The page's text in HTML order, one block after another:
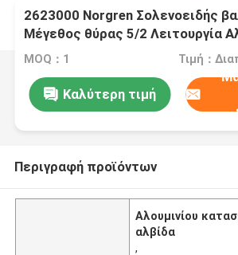
2623000 Norgren Σολενοειδής
Μέγεθος θύρας 5/2 Λειτουργία
Κατασκευή
MOQ：1
Καλύτερη τιμή
Περιγραφή προϊόντων
Αλουμινίου
αλβίδα
,